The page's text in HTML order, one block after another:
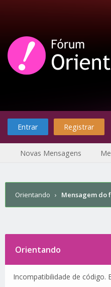
Entrar Registrar
Novas Mensagens
Orientando › Mensagem do
Orientando
Incompatibilidade de código.